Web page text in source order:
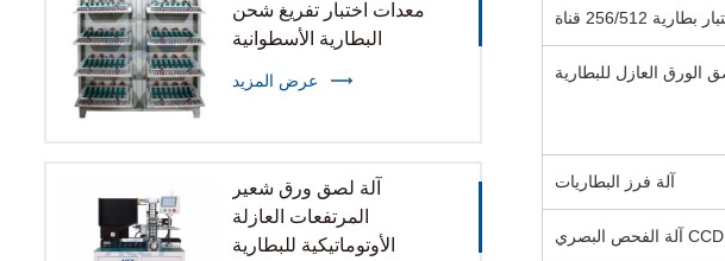
معدات اختبار تفريغ شحن
البطارية الأسطوانية
عرض المزيد
آلة لصق ورق شعير
المرتفعات العازلة
الأوتوماتيكية للبطارية
256/512 قناة
الورق العازل للبطارية
آلة فرز البطاريات
آلة الفحص البصري CCD